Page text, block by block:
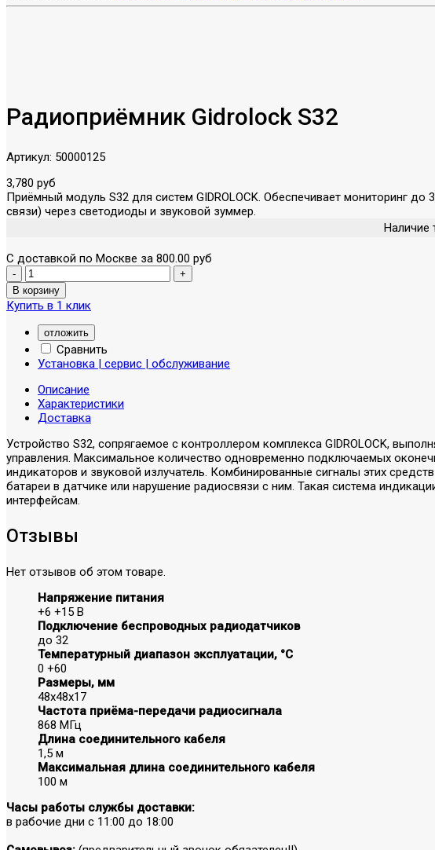
Радиоприёмник Gidrolock S32
Артикул: 50000125
3,780 руб
Приёмный модуль S32 для систем GIDROLOCK. Обеспечивает мониторинг
связи) через светодиоды и звуковой зуммер.
Наличие
С доставкой по Москве за 800.00 руб
Купить в 1 клик
отложить
Сравнить
Установка | сервис | обслуживание
Описание
Характеристики
Доставка
Устройство S32, сопрягаемое с контроллером комплекса GIDROLOCK,
управления. Максимальное количество одновременно подключаемых
индикаторов и звуковой излучатель. Комбинированные сигналы этих
батареи в датчике или нарушение радиосвязи с ним. Такая система
интерфейсам.
Отзывы
Нет отзывов об этом товаре.
Напряжение питания
+6 +15 В
Подключение беспроводных радиодатчиков
до 32
Температурный диапазон эксплуатации, °С
0 +60
Размеры, мм
48х48х17
Частота приёма-передачи радиосигнала
868 МГц
Длина соединительного кабеля
1,5 м
Максимальная длина соединительного кабеля
100 м
Часы работы службы доставки:
в рабочие дни с 11:00 до 18:00